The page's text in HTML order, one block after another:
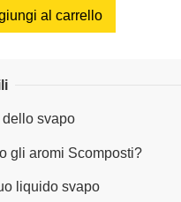
al carrello
svapo
gli aromi Scomposti?
liquido svapo